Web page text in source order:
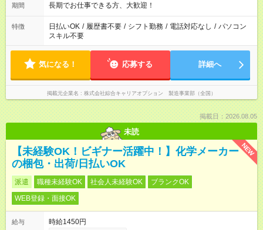
期間 長期でお仕事できる方、大歓迎！
特徴 日払いOK / 履歴書不要 / シフト勤務 / 電話対応なし / パソコン
スキル不要
気になる！ 応募する 詳細へ
掲載元企業名 株式会社綜合キャリアオプション 製造事業部（全国）
掲載日：2026.08.05
未読
NEW
【未経験OK！ビギナー活躍中！】化学メーカー
の梱包・出荷/日払いOK
派遣 職種未経験OK 社会人未経験OK
ブランクOK
WEB登録・面接OK
給与
時給1450円